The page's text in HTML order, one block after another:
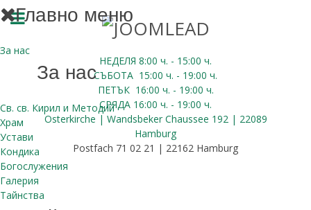
НЕДЕЛЯ 8:00 ч. - 15:00 ч.
СЪБОТА 15:00 ч. - 19:00 ч.
ПЕТЪК 16:00 ч. - 19:00 ч.
СРЯДА 16:00 ч. - 19:00 ч.
Osterkirche | Wandsbeker Chaussee 192 | 22089
Hamburg
Postfach 71 02 21 | 22162 Hamburg
Главно меню
За нас
За нас
Св. св. Кирил и Методий
Храм
Устави
Кондика
Богослужения
Галерия
Тайнства